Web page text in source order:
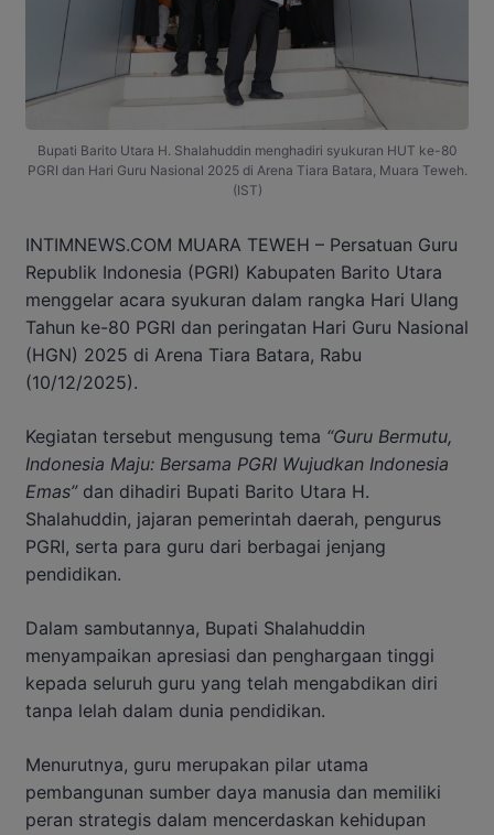
Bupati Barito Utara H. Shalahuddin menghadiri syukuran HUT ke-80
PGRI dan Hari Guru Nasional 2025 di Arena Tiara Batara, Muara Teweh.
(IST)
INTIMNEWS.COM MUARA TEWEH – Persatuan Guru
Republik Indonesia (PGRI) Kabupaten Barito Utara
menggelar acara syukuran dalam rangka Hari Ulang
Tahun ke-80 PGRI dan peringatan Hari Guru Nasional
(HGN) 2025 di Arena Tiara Batara, Rabu
(10/12/2025).
Kegiatan tersebut mengusung tema “Guru Bermutu,
Indonesia Maju: Bersama PGRI Wujudkan Indonesia
Emas”dan dihadiri Bupati Barito Utara H.
Shalahuddin, jajaran pemerintah daerah, pengurus
PGRI, serta para guru dari berbagai jenjang
pendidikan.
Dalam sambutannya, Bupati Shalahuddin
menyampaikan apresiasi dan penghargaan tinggi
kepada seluruh guru yang telah mengabdikan diri
tanpa lelah dalam dunia pendidikan.
Menurutnya, guru merupakan pilar utama
pembangunan sumber daya manusia dan memiliki
peran strategis dalam mencerdaskan kehidupan